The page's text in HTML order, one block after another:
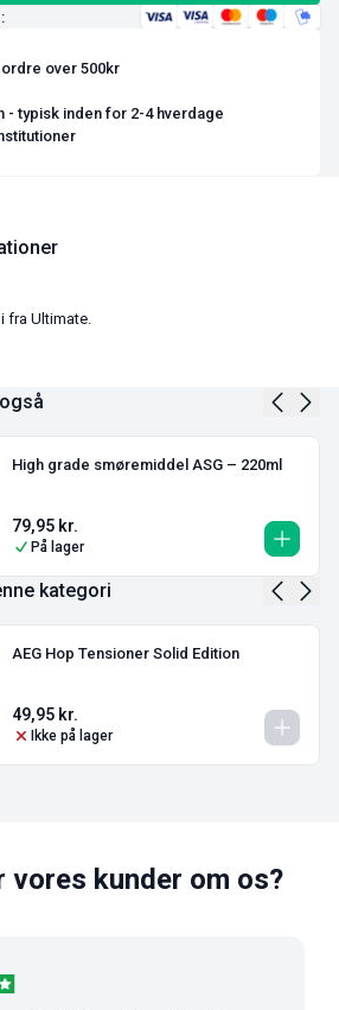
over 500kr
- typisk inden for 2-4 hverdage
fra Ultimate.
High grade smøremiddel ASG – 220ml
79,95 kr.
På lager
kategori
AEG Hop Tensioner Solid Edition
49,95 kr.
Ikke på lager
vores kunder om os?